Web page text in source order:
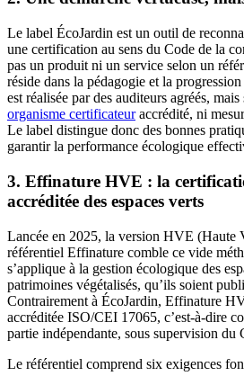
Le label ÉcoJardin est un outil de
une certification au sens du Code de la
pas un produit ni un service selon un
réside dans la pédagogie et la
est réalisée par des auditeurs agréés,
organisme certificateuraccrédité, ni
Le label distingue donc des bonnes
garantir la performance écologique
3. Effinature HVE : la
accréditée des espaces verts
Lancée en 2025, la version HVE (Haute
référentiel Effinature comble ce vide
s’applique à la gestion écologique des
patrimoines végétalisés, qu’ils soient
Contrairement à ÉcoJardin, Effinature
accréditée ISO/CEI 17065, c’est-à-dire
partie indépendante, sous supervision du
Le référentiel comprend six exigences